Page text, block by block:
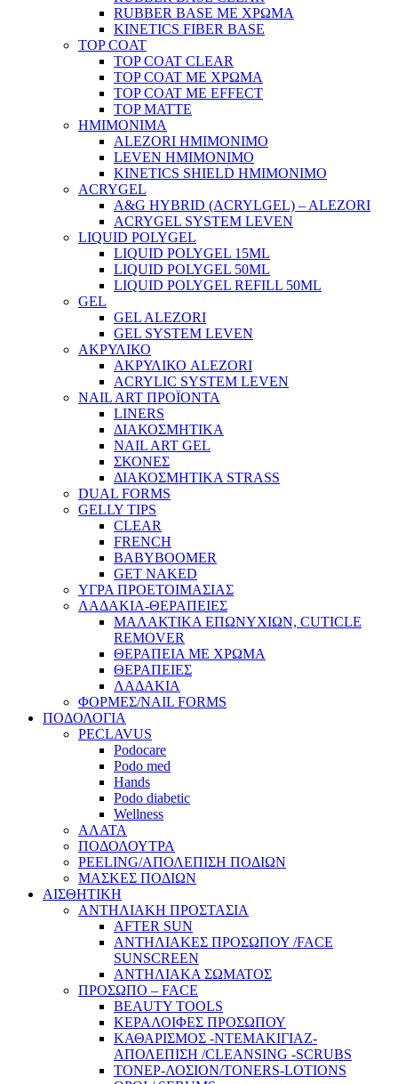
RUBBER BASE ΜΕ ΧΡΩΜΑ
KINETICS FIBER BASE
TOP COAT
TOP COAT CLEAR
TOP COAT ΜΕ ΧΡΩΜΑ
TOP COAT ΜΕ EFFECT
TOP MATTE
ΗΜΙΜΟΝΙΜΑ
ALEZORI ΗΜΙΜΟΝΙΜΟ
LEVEN ΗΜΙΜΟΝΙΜΟ
KINETICS SHIELD ΗΜΙΜΟΝΙΜΟ
ACRYGEL
A&G HYBRID (ACRYLGEL) – ALEZORI
ACRYGEL SYSTEM LEVEN
LIQUID POLYGEL
LIQUID POLYGEL 15ML
LIQUID POLYGEL 50ML
LIQUID POLYGEL REFILL 50ML
GEL
GEL ALEZORI
GEL SYSTEM LEVEN
ΑΚΡΥΛΙΚΟ
ΑΚΡΥΛΙΚΟ ALEZORI
ACRYLIC SYSTEM LEVEN
NAIL ART ΠΡΟΪΟΝΤΑ
LINERS
ΔΙΑΚΟΣΜΗΤΙΚΑ
NAIL ART GEL
ΣΚΟΝΕΣ
ΔΙΑΚΟΣΜΗΤΙΚΑ STRASS
DUAL FORMS
GELLY TIPS
CLEAR
FRENCH
BABYBOOMER
GET NAKED
ΥΓΡΑ ΠΡΟΕΤΟΙΜΑΣΙΑΣ
ΛΑΔΑΚΙΑ-ΘΕΡΑΠΕΙΕΣ
ΜΑΛΑΚΤΙΚΑ ΕΠΩΝΥΧΙΩΝ, CUTICLE
REMOVER
ΘΕΡΑΠΕΙΑ ΜΕ ΧΡΩΜΑ
ΘΕΡΑΠΕΙΕΣ
ΛΑΔΑΚΙΑ
ΦΟΡΜΕΣ/NAIL FORMS
ΠΟΔΟΛΟΓΙΑ
PECLAVUS
Podocare
Podo med
Hands
Podo diabetic
Wellness
ΑΛΑΤΑ
ΠΟΔΟΛΟΥΤΡΑ
PEELING/ΑΠΟΛΕΠΙΣΗ ΠΟΔΙΩΝ
ΜΑΣΚΕΣ ΠΟΔΙΩΝ
ΑΙΣΘΗΤΙΚΗ
ΑΝΤΗΛΙΑΚΗ ΠΡΟΣΤΑΣΙΑ
AFTER SUN
ΑΝΤΗΛΙΑΚΕΣ ΠΡΟΣΩΠΟΥ /FACE
SUNSCREEN
ΑΝΤΗΛΙΑΚΑ ΣΩΜΑΤΟΣ
ΠΡΟΣΩΠΟ – FACE
BEAUTY TOOLS
ΚΕΡΑΛΟΙΦΕΣ ΠΡΟΣΩΠΟΥ
ΚΑΘΑΡΙΣΜΟΣ -ΝΤΕΜΑΚΙΓΙΑΖ-
ΑΠΟΛΕΠΙΣΗ /CLEANSING -SCRUBS
ΤΟΝΕΡ-ΛΟΣΙΟΝ/TONERS-LOTIONS